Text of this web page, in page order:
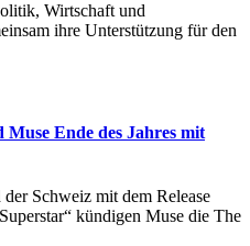
Wirtschaft und
ihre Unterstützung für den
Ende des Jahres mit
Schweiz mit dem Release
kündigen Muse die The